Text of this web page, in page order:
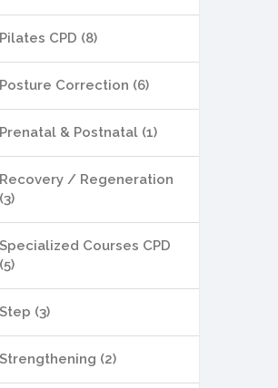
Pilates CPD (8)
Posture Correction (6)
Prenatal & Postnatal (1)
Recovery / Regeneration
(3)
Specialized Courses CPD
(5)
Step (3)
Strengthening (2)